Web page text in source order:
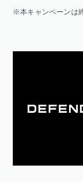
※本キャンペーンは